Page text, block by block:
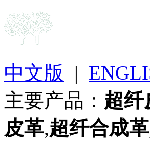
中文版 |
主要产品： 超纤
皮革,超纤合成革